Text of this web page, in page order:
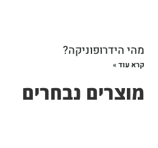
מהי הידרופוניקה?
קרא עוד »
מוצרים נבחרים